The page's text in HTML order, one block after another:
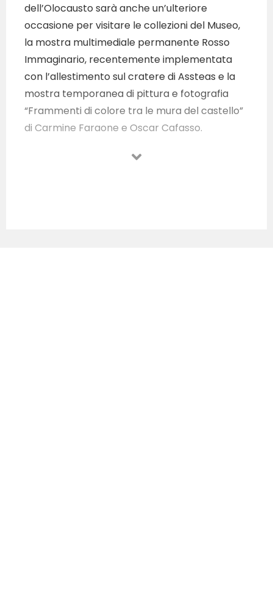
dell’Olocausto sarà anche un’ulteriore
occasione per visitare le collezioni del Museo,
la mostra multimediale permanente Rosso
Immaginario, recentemente implementata
con l’allestimento sul cratere di Assteas e la
mostra temporanea di pittura e fotografia
“Frammenti di colore tra le mura del castello”
di Carmine Faraone e Oscar Cafasso.
l’Assessorato alla Cultura e Turismo del